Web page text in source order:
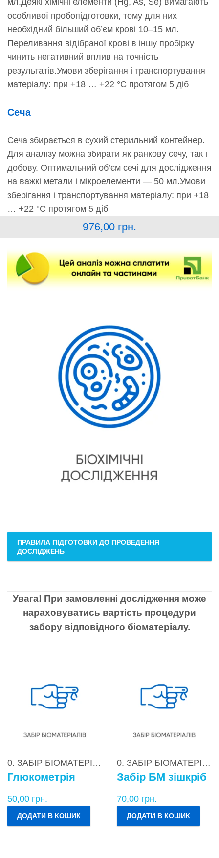
мл.Деякі хімічні елементи (Hg, As, Se) вимагають
особливої пробопідготовки, тому для них
необхідний більший об’єм крові 10–15 мл.
Переливання відібраної крові в іншу пробірку
чинить негативний вплив на точність
результатів.Умови зберігання і транспортування
матеріалу: при +18 … +22 °C протягом 5 діб
Сеча
Сеча збирається в сухий стерильний контейнер.
Для аналізу можна збирати як ранкову сечу, так і
добову. Оптимальний об’єм сечі для дослідження
на важкі метали і мікроелементи — 50 мл.Умови
зберігання і транспортування матеріалу: при +18
… +22 °C протягом 5 діб
976,00 грн.
ПРАВИЛА ПІДГОТОВКИ ДО ПРОВЕДЕННЯ
ДОСЛІДЖЕНЬ
Увага! При замовленні дослідження може
нараховуватись вартість процедури
забору відповідного біоматеріалу.
0. ЗАБІР БІОМАТЕРІАЛІВ
Глюкометрія
50,00 грн.
ДОДАТИ В КОШИК
0. ЗАБІР БІОМАТЕРІАЛІВ
Забір БМ зішкріб
70,00 грн.
ДОДАТИ В КОШИК